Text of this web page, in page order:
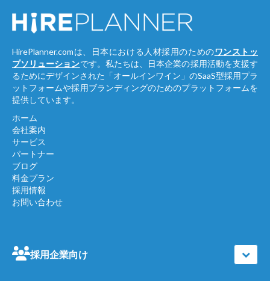
採用企業向け
HirePlanner.comは、日本における人材採用のためのワンストッ
プソリューションです。私たちは、日本企業の採用活動を支援す
るためにデザインされた「オールインワイン」のSaaS型採用プラ
ットフォームや採用ブランディングのためのプラットフォームを
提供しています。
ホーム
会社案内
サービス
パートナー
ブログ
料金プラン
採用情報
お問い合わせ